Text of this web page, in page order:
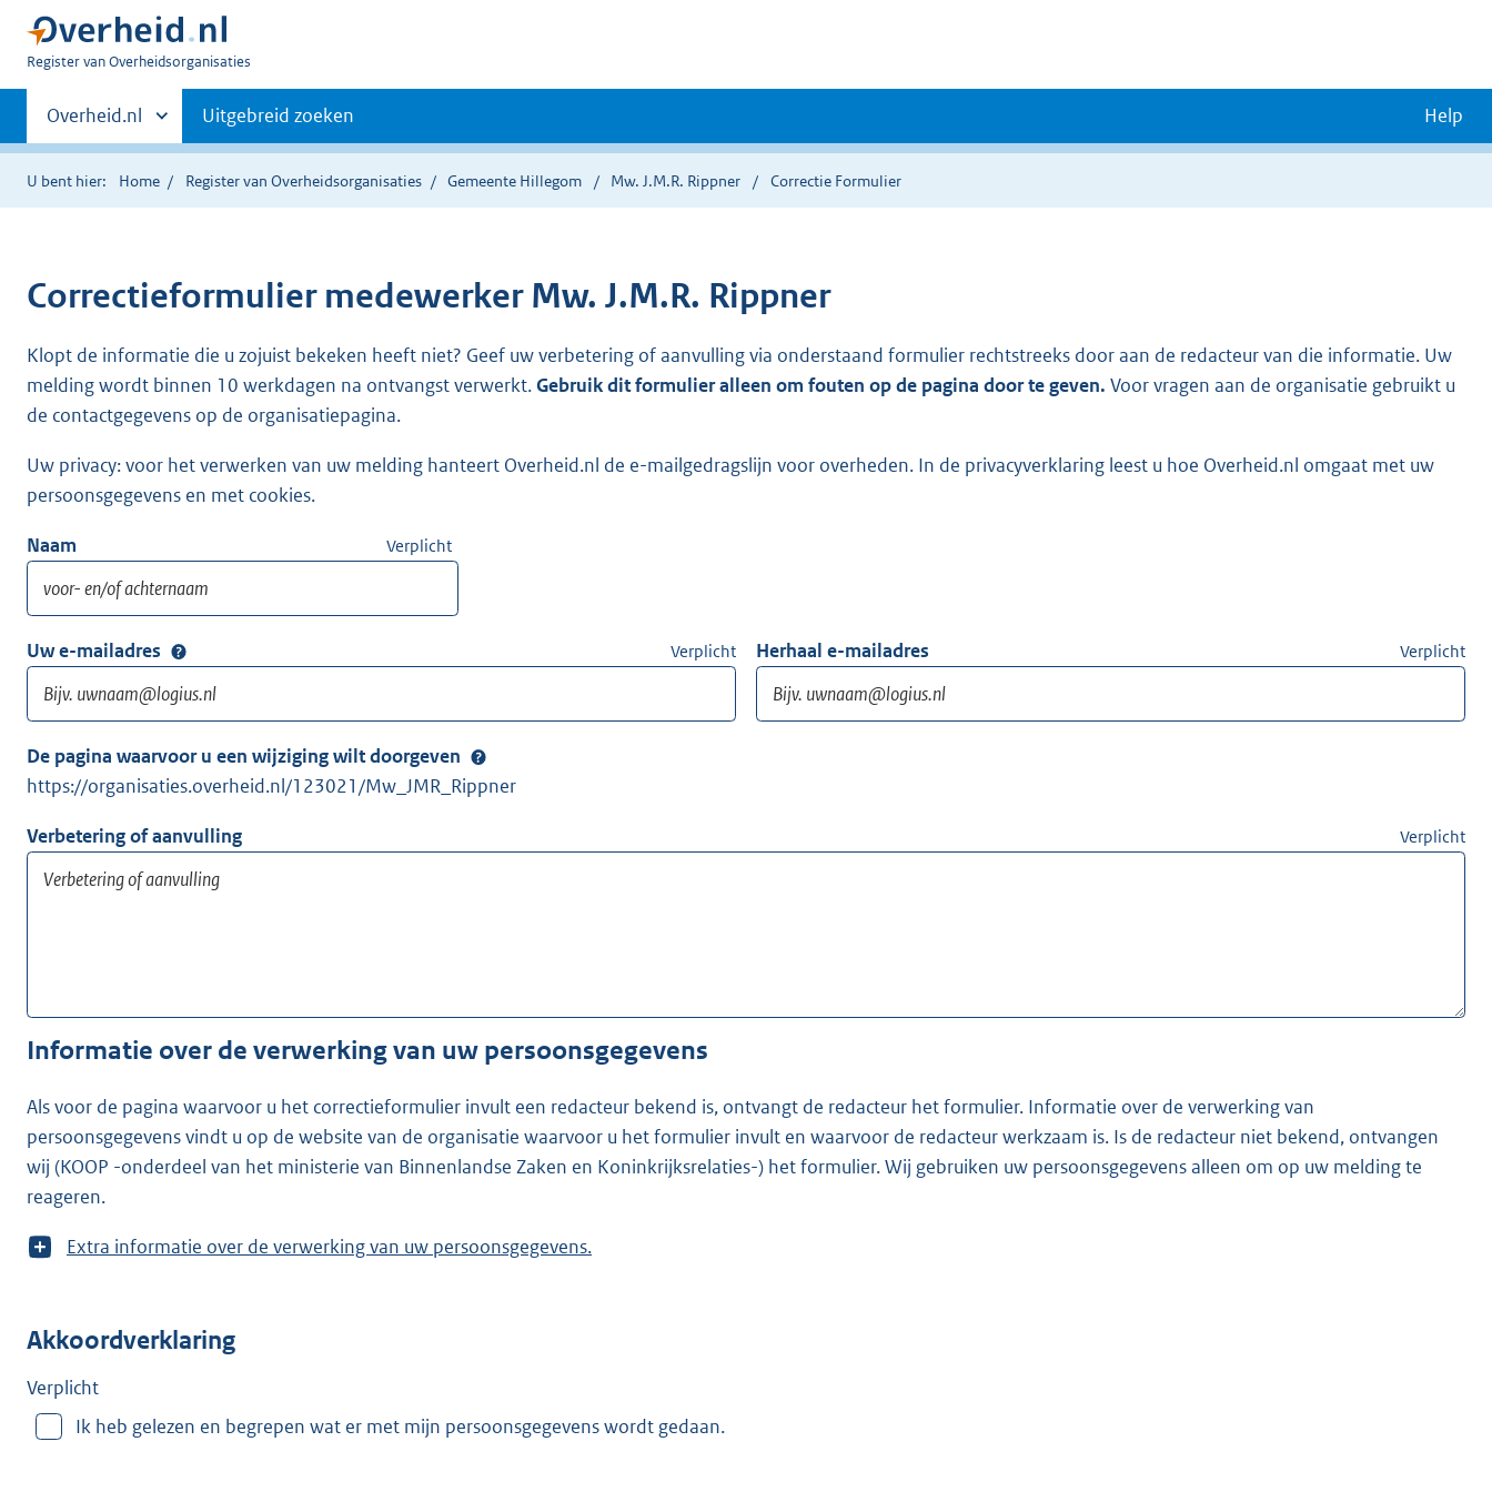
U
Register van Overheidsorganisaties
Primaire
navigatie
Andere
sites
binnen
Overheid.nl Uitgebreid zoeken Help
U bent hier: Home Register van Overheidsorganisaties Gemeente Hillegom Mw. J.M.R. Rippner Correctie Formulier
Correctieformulier medewerker Mw. J.M.R. Rippner
Klopt de informatie die u zojuist bekeken heeft niet? Geef uw verbetering of aanvulling via onderstaand formulier rechtstreeks door aan de redacteur van die informatie. Uw
melding wordt binnen 10 werkdagen na ontvangst verwerkt.Gebruik dit formulier alleen om fouten op de pagina door te geven. Voor vragen aan de organisatie gebruikt u
de contactgegevens op de organisatiepagina.
Uw privacy: voor het verwerken van uw melding hanteert Overheid.nl de e-mailgedragslijn voor overheden. In de privacyverklaring leest u hoe Overheid.nl omgaat met uw
persoonsgegevens en met cookies.
Naam Verplicht
Uw e-mailadres Verplicht Herhaal e-mailadres Verplicht
De pagina waarvoor u een wijziging wilt doorgeven
https://organisaties.overheid.nl/123021/Mw_JMR_Rippner
Verbetering of aanvulling Verplicht
Informatie over de verwerking van uw persoonsgegevens
Als voor de pagina waarvoor u het correctieformulier invult een redacteur bekend is, ontvangt de redacteur het formulier. Informatie over de verwerking van
persoonsgegevens vindt u op de website van de organisatie waarvoor u het formulier invult en waarvoor de redacteur werkzaam is. Is de redacteur niet bekend, ontvangen
wij (KOOP -onderdeel van het ministerie van Binnenlandse Zaken en Koninkrijksrelaties-) het formulier. Wij gebruiken uw persoonsgegevens alleen om op uw melding te
reageren.
T
m
e
Extra informatie over de verwerking van uw persoonsgegevens.
Akkoordverklaring
Verplicht
Ik heb gelezen en begrepen wat er met mijn persoonsgegevens wordt gedaan.